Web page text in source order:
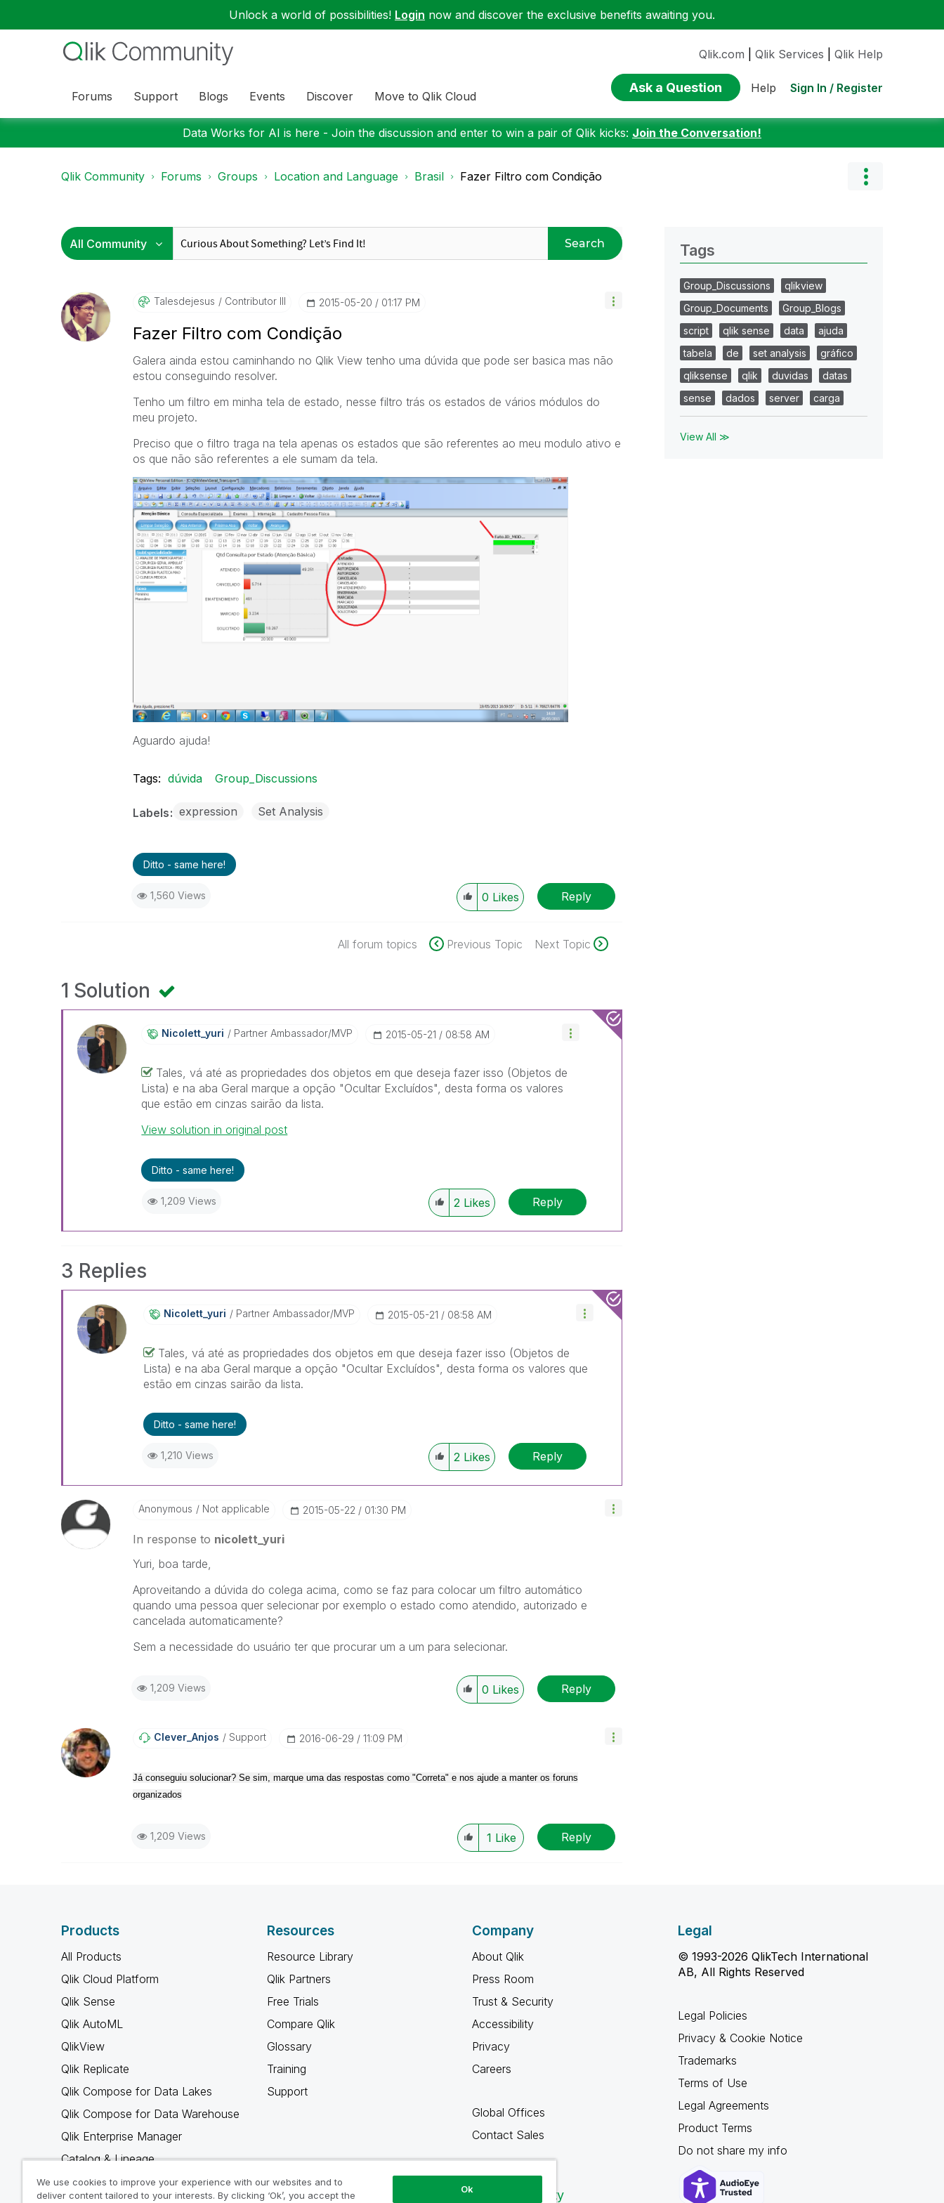
Unlock a world of possibilities! Login now and discover the exclusive benefits awaiting you.
Forums Support Blogs Events Discover Move to Qlik Cloud
Qlik.com Qlik Services Qlik Help
Ask a Question Help Sign In / Register
Data Works for AI is here - Join the discussion and enter to win a pair of Qlik kicks: Join the Conversation!
Qlik Community Forums Groups Location and Language Brasil Fazer Filtro com Condição
Search
Talesdejesus Contributor III ‎2015-05-20 01:17 PM
Fazer Filtro com Condição
Galera ainda estou caminhando no Qlik View tenho uma dúvida que pode ser basica mas não
estou conseguindo resolver.
Tenho um filtro em minha tela de estado, nesse filtro trás os estados de vários módulos do
meu projeto.
Preciso que o filtro traga na tela apenas os estados que são referentes ao meu modulo ativo e
os que não são referentes a ele sumam da tela.
Aguardo ajuda!
Tags: dúvida Group_Discussions
Labels expression Set Analysis
Ditto - same here!
1,560 Views 0 Likes Reply
All forum topics Previous Topic Next Topic
1 Solution
Nicolett_yuri Partner Ambassador/MVP ‎2015-05-21 08:58 AM
Tales, vá até as propriedades dos objetos em que deseja fazer isso (Objetos de
Lista) e na aba Geral marque a opção "Ocultar Excluídos", desta forma os valores
que estão em cinzas sairão da lista.
View solution in original post
Ditto - same here!
1,209 Views 2 Likes Reply
3 Replies
Nicolett_yuri Partner Ambassador/MVP ‎2015-05-21 08:58 AM
Tales, vá até as propriedades dos objetos em que deseja fazer isso (Objetos de
Lista) e na aba Geral marque a opção "Ocultar Excluídos", desta forma os valores que
estão em cinzas sairão da lista.
Ditto - same here!
1,210 Views 2 Likes Reply
Anonymous Not applicable ‎2015-05-22 01:30 PM
In response to nicolett_yuri
Yuri, boa tarde,
Aproveitando a dúvida do colega acima, como se faz para colocar um filtro automático
quando uma pessoa quer selecionar por exemplo o estado como atendido, autorizado e
cancelada automaticamente?
Sem a necessidade do usuário ter que procurar um a um para selecionar.
1,209 Views 0 Likes Reply
Clever_Anjos Support ‎2016-06-29 11:09 PM
Já conseguiu solucionar? Se sim, marque uma das respostas como "Correta" e nos ajude a manter os foruns
organizados
1,209 Views 1 Like Reply
Tags
Group_Discussions
qlikview
Group_Documents
Group_Blogs
script
qlik sense data
ajuda
tabela
de set analysis
gráfico
qliksense
qlik duvidas
datas
sense
dados server carga
View All ≫
Products
All Products
Qlik Cloud Platform
Qlik Sense
Qlik AutoML
QlikView
Qlik Replicate
Qlik Compose for Data Lakes
Qlik Compose for Data Warehouse
Qlik Enterprise Manager
Catalog & Lineage
Qlik Gold Client
Resources
Resource Library
Qlik Partners
Free Trials
Compare Qlik
Glossary
Training
Support
Company
About Qlik
Press Room
Trust & Security
Accessibility
Privacy
Careers
Global Offices
Contact Sales
Qlik Community
Legal
© 1993-2026 QlikTech International
AB, All Rights Reserved
Legal Policies
Privacy & Cookie Notice
Trademarks
Terms of Use
Legal Agreements
Product Terms
Do not share my info
We use cookies to improve your experience with our websites and to
deliver content tailored to your interests. By clicking ‘Ok’, you accept the
Ok